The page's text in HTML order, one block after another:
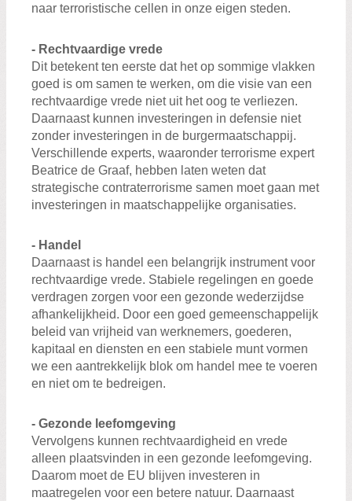
naar terroristische cellen in onze eigen steden.
- Rechtvaardige vrede
Dit betekent ten eerste dat het op sommige vlakken
goed is om samen te werken, om die visie van een
rechtvaardige vrede niet uit het oog te verliezen.
Daarnaast kunnen investeringen in defensie niet
zonder investeringen in de burgermaatschappij.
Verschillende experts, waaronder terrorisme expert
Beatrice de Graaf, hebben laten weten dat
strategische contraterrorisme samen moet gaan met
investeringen in maatschappelijke organisaties.
- Handel
Daarnaast is handel een belangrijk instrument voor
rechtvaardige vrede. Stabiele regelingen en goede
verdragen zorgen voor een gezonde wederzijdse
afhankelijkheid. Door een goed gemeenschappelijk
beleid van vrijheid van werknemers, goederen,
kapitaal en diensten en een stabiele munt vormen
we een aantrekkelijk blok om handel mee te voeren
en niet om te bedreigen.
- Gezonde leefomgeving
Vervolgens kunnen rechtvaardigheid en vrede
alleen plaatsvinden in een gezonde leefomgeving.
Daarom moet de EU blijven investeren in
maatregelen voor een betere natuur. Daarnaast